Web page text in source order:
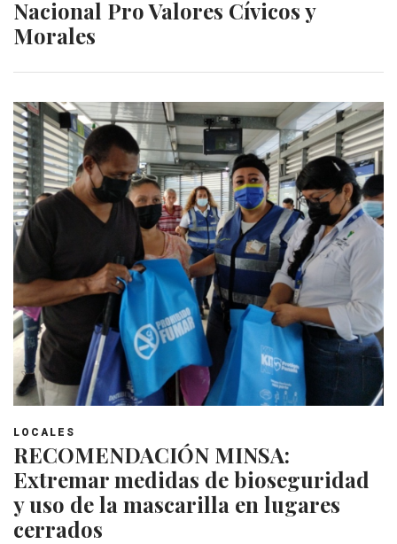
Nacional Pro Valores Cívicos y
Morales
LOCALES
RECOMENDACIÓN MINSA:
Extremar medidas de bioseguridad
y uso de la mascarilla en lugares
cerrados